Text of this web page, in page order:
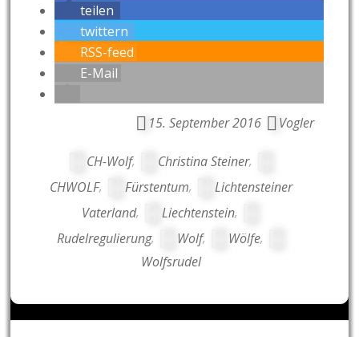
teilen
twittern
RSS-feed
E-Mail
15. September 2016 Vogler
CH-Wolf, Christina Steiner,
CHWOLF, Fürstentum,
Lichtensteiner
Vaterland, Liechtenstein,
Rudelregulierung, Wolf, Wölfe,
Wolfsrudel